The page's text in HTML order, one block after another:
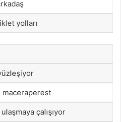
yolları
maceraperest
çalışıyor